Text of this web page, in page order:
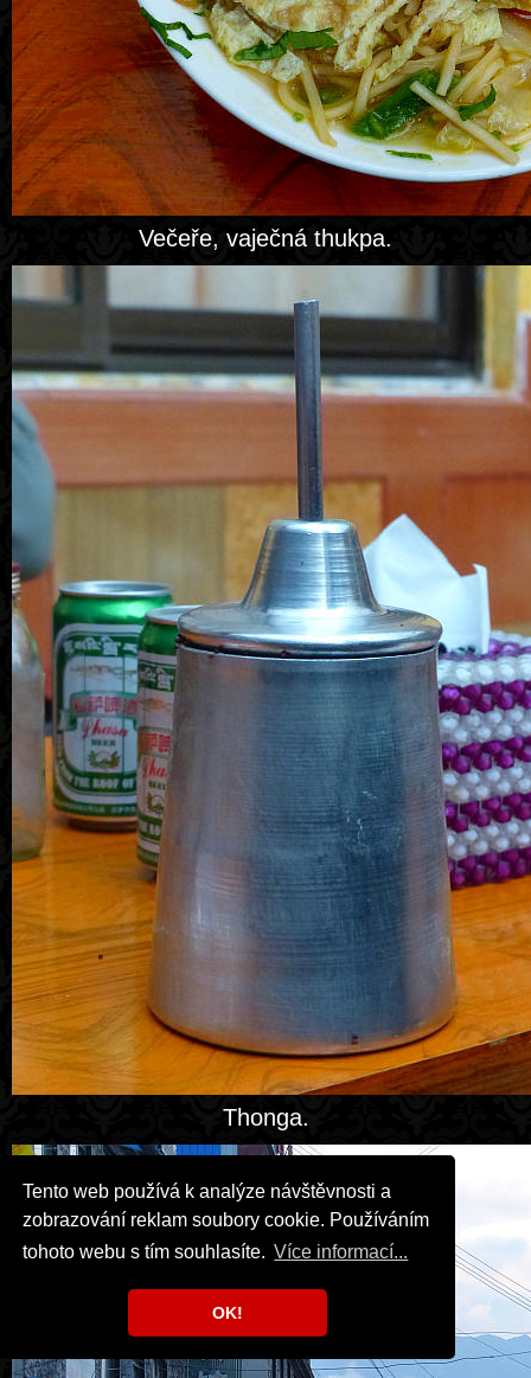
Tento web používá k analýze návštěvnosti a
zobrazování reklam soubory cookie. Používáním
tohoto webu s tím souhlasíte. Více informací...
OK!
Večeře, vaječná thukpa.
Thonga.